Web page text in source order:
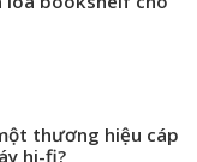
thương hiệu cáp
hi-fi?